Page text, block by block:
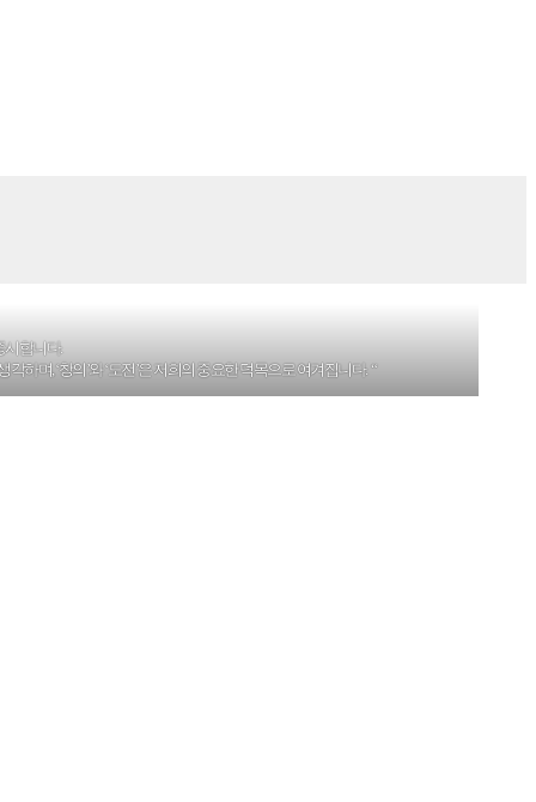
시합니다.
하며, ‘창의’와 ‘도전’은 저희의 중요한 덕목으로 여겨집니다. “